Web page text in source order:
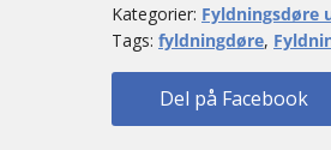
Kategorier: Fyldningsdøre
Tags: fyldningdøre,
Del på Facebook